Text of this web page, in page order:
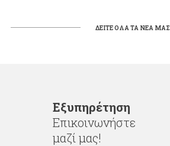
ΔΕΙΤΕ ΟΛΑ ΤΑ ΝΕΑ ΜΑΣ
Εξυπηρέτηση
Επικοινωνήστε
μαζί μας!